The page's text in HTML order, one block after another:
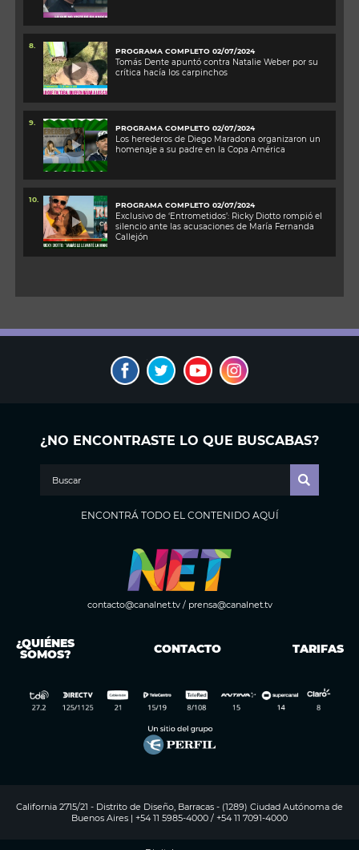
8.
PROGRAMA COMPLETO 02/07/2024
Tomás Dente apuntó contra Natalie Weber por su
crítica hacía los carpinchos
9.
PROGRAMA COMPLETO 02/07/2024
Los herederos de Diego Maradona organizaron un
homenaje a su padre en la Copa América
10.
PROGRAMA COMPLETO 02/07/2024
Exclusivo de ‘Entrometidos’: Ricky Diotto rompió el
silencio ante las acusaciones de María Fernanda
Callejón
¿NO ENCONTRASTE LO QUE BUSCABAS?
ENCONTRÁ TODO EL CONTENIDO AQUÍ
contacto@canalnet.tv/ prensa@canalnet.tv
¿QUIÉNES
SOMOS? CONTACTO TARIFAS
California 2715/21 - Distrito de Diseño, Barracas - (1289) Ciudad Autónoma de
Buenos Aires | +54 11 5985-4000 / +54 11 7091-4000